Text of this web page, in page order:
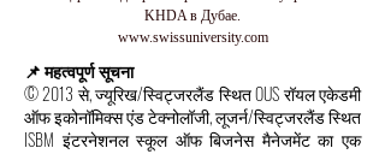
KHDA в Дубае.
www.swissuniversity.com
📌 महत्वपूर्ण सूचना
© 2013 से, ज्यूरिख/स्विट्जरलैंड स्थित OUS रॉयल एकेडमी
ऑफ इकोनॉमिक्स एंड टेक्नोलॉजी, लूजर्न/स्विट्जरलैंड स्थित
ISBM इंटरनेशनल स्कूल ऑफ बिजनेस मैनेजमेंट का एक